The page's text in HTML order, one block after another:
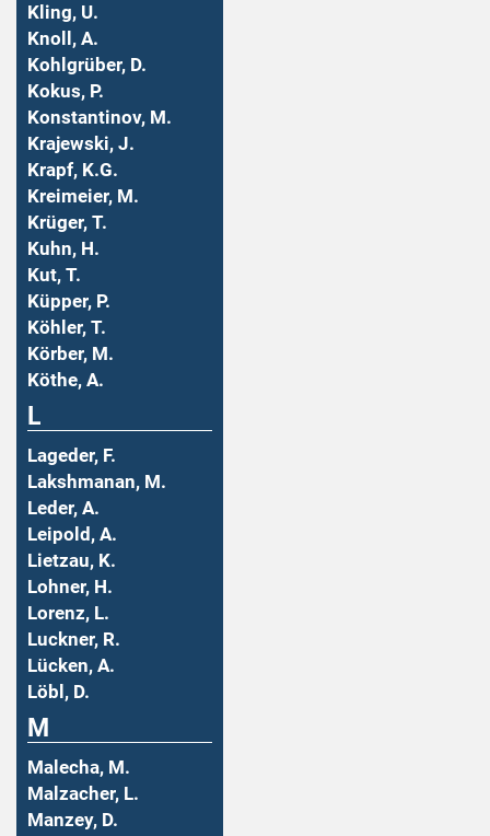
Kling, U.
Knoll, A.
Kohlgrüber, D.
Kokus, P.
Konstantinov, M.
Krajewski, J.
Krapf, K.G.
Kreimeier, M.
Krüger, T.
Kuhn, H.
Kut, T.
Küpper, P.
Köhler, T.
Körber, M.
Köthe, A.
L
Lageder, F.
Lakshmanan, M.
Leder, A.
Leipold, A.
Lietzau, K.
Lohner, H.
Lorenz, L.
Luckner, R.
Lücken, A.
Löbl, D.
M
Malecha, M.
Malzacher, L.
Manzey, D.